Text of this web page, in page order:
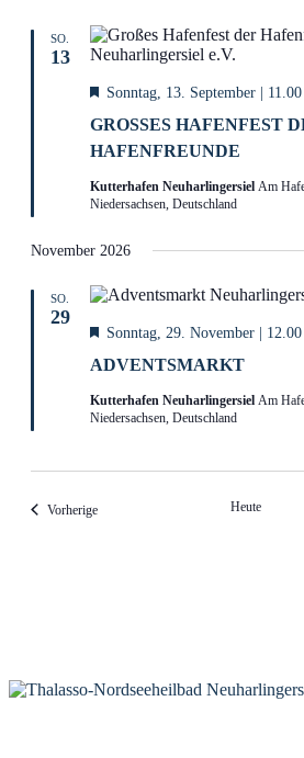
des
Datumwählers
SO.
13
Hervorgehoben
Sonntag, 13. September |
GROSSES HAFENFEST
AFENFREUNDE
Kutterhafen Neuharlingersiel Am
Niedersachsen, Deutschland
November 2026
SO.
29
Hervorgehoben
Sonntag, 29. November |
ADVENTSMARKT
Kutterhafen Neuharlingersiel Am
Niedersachsen, Deutschland
VorherigeVeranstaltungen Heute